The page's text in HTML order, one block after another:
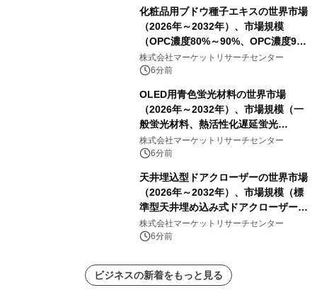
化粧品用ブドウ種子エキスの世界市場
（2026年～2032年）、市場規模
（OPC濃度80%～90%、OPC濃度90%
～95%、OPC濃度95%以上）・分析レ
ポートを発表
株式会社マーケットリサーチセンター
6分前
OLED用青色蛍光材料の世界市場
（2026年～2032年）、市場規模（一
般蛍光材料、熱活性化遅延蛍光
（TADF）材料、その他）・分析レポ
ートを発表
株式会社マーケットリサーチセンター
6分前
天井埋込型ドアクローザーの世界市場
（2026年～2032年）、市場規模（標
準型天井埋め込み式ドアクローザー、
重荷重用天井埋め込み式ドアクローザ
ー）・分析レポートを発表
株式会社マーケットリサーチセンター
6分前
ビジネスの新着をもっと見る